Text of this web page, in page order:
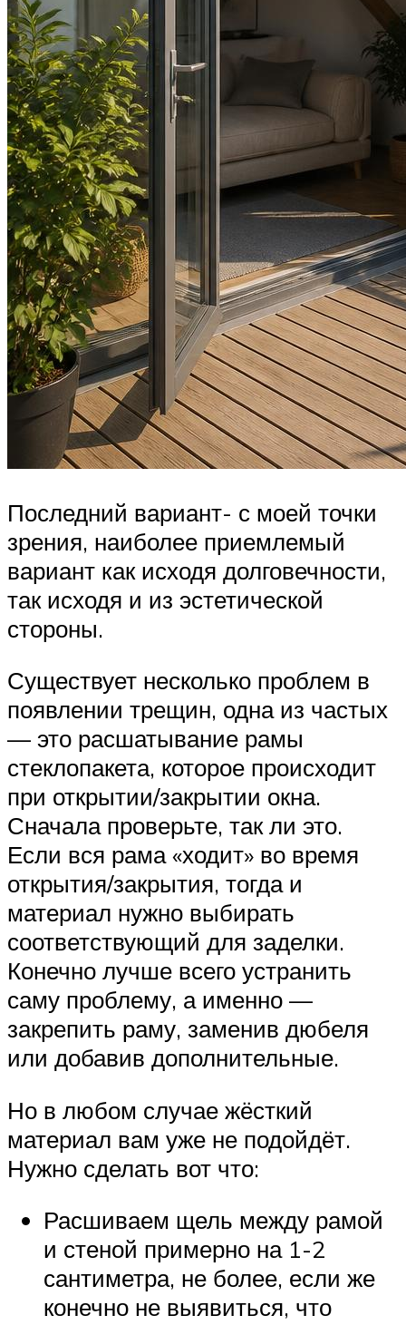
Последний вариант- с моей точки
зрения, наиболее приемлемый
вариант как исходя долговечности,
так исходя и из эстетической
стороны.
Существует несколько проблем в
появлении трещин, одна из частых
— это расшатывание рамы
стеклопакета, которое происходит
при открытии/закрытии окна.
Сначала проверьте, так ли это.
Если вся рама «ходит» во время
открытия/закрытия, тогда и
материал нужно выбирать
соответствующий для заделки.
Конечно лучше всего устранить
саму проблему, а именно —
закрепить раму, заменив дюбеля
или добавив дополнительные.
Но в любом случае жёсткий
материал вам уже не подойдёт.
Нужно сделать вот что:
Расшиваем щель между рамой
и стеной примерно на 1-2
сантиметра, не более, если же
конечно не выявиться, что